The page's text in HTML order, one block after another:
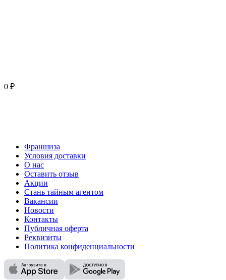
0 ₽
Франшиза
Условия доставки
О нас
Оставить отзыв
Акции
Стань тайным агентом
Вакансии
Новости
Контакты
Публичная оферта
Реквизиты
Политика конфиденциальности